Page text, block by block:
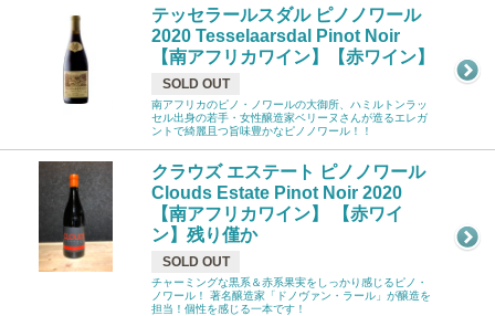
テッセラールスダル ピノノワール
2020 Tesselaarsdal Pinot Noir
【南アフリカワイン】【赤ワイン】
SOLD OUT
南アフリカのピノ・ノワールの大御所、ハミルトンラッ
セル出身の若手・女性醸造家ベリーヌさんが造るエレガ
ントで綺麗且つ旨味豊かなピノノワール！！
クラウズ エステート ピノノワール
Clouds Estate Pinot Noir 2020
【南アフリカワイン】 【赤ワイ
ン】残り僅か
SOLD OUT
チャーミングな黒系＆赤系果実をしっかり感じるピノ・
ノワール！ 著名醸造家「ドノヴァン・ラール」が醸造を
担当！個性を感じる一本です！